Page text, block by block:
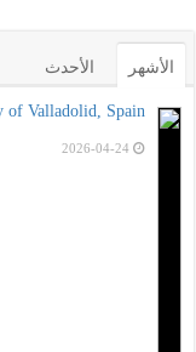
الأشهر الأحدث
of Valladolid, Spain.
2026-04-24